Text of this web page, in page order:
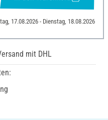
17.08.2026 - Dienstag, 18.08.2026
mit DHL